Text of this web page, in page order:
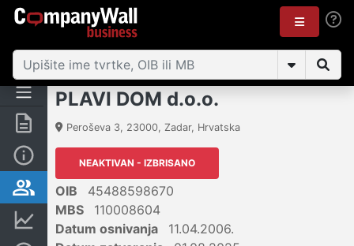
Sažetak
Osobe i vlasništvo
PLAVI DOM d.o.o.
Peroševa 3, 23000, Zadar, Hrvatska
NEAKTIVAN - IZBRISANO
OIB
45488598670
MBS
110008604
Datum osnivanja
11.04.2006.